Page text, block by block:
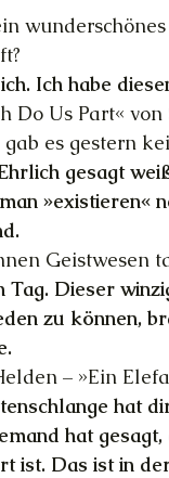
Ich habe
Do Us Part«
es gestern
gesagt
»existieren«
Geistwesen
Tag. Dieser
zu können,
– »Ein
hat
hat
ist. Das ist in